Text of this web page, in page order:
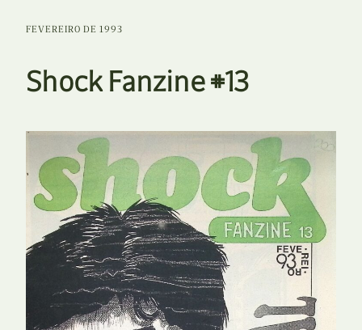
FEVEREIRO DE 1993
Shock Fanzine #13